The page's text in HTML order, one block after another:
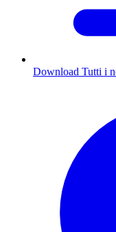
Download Tutti i